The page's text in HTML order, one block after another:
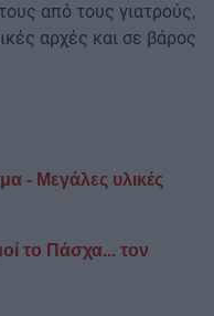
από τους γιατρούς,
αρχές και σε βάρος
- Μεγάλες υλικές
το Πάσχα... τον